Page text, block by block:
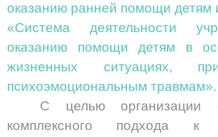
оказанию ранней помощи детям
«Система деятельности
оказанию помощи детям в
жизненных ситуациях,
психоэмоциональным травмам».
С целью организации
комплексного подхода к